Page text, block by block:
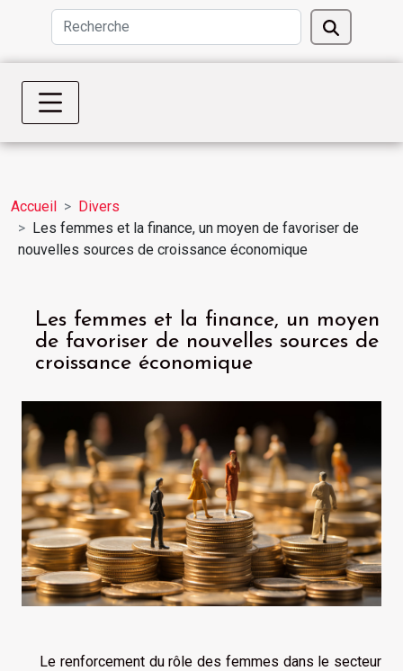
Accueil
Divers
Les femmes et la finance, un moyen de favoriser de
nouvelles sources de croissance économique
Les femmes et la finance, un moyen
de favoriser de nouvelles sources de
croissance économique
Le renforcement du rôle des femmes dans le secteur